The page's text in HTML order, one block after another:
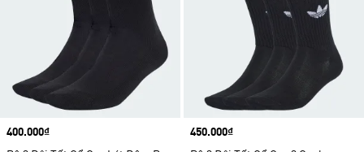
Price
400.000₫
Price
450.000₫